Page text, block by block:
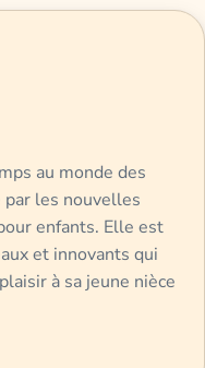
au monde des
les nouvelles
enfants. Elle est
et innovants qui
à sa jeune nièce